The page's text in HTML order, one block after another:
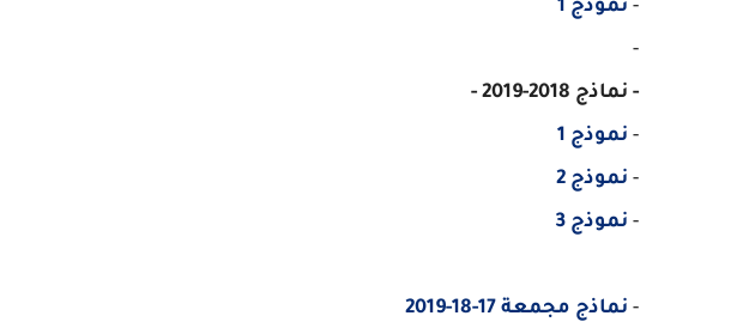
- نموذج 1
-
- نماذج 2018-2019 -
- نموذج 1
- نموذج 2
- نموذج 3
- نماذج مجمعة 17-18-2019